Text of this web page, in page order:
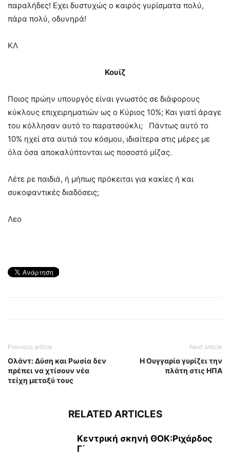
παραλήδες! Εχει δυστυχώς ο καιρός γυρίσματα πολύ,
πάρα πολύ, οδυνηρά!
ΚΛ
Κουίζ
Ποιος πρώην υπουργός είναι γνωστός σε διάφορους
κύκλους επιχειρηματιών ως ο Κύριος 10%; Και γιατί άραγε
του κόλλησαν αυτό το παρατσούκλι; Πάντως αυτό το
10% ηχεί στα αυτιά του κόσμου, ιδιαίτερα στις μέρες με
όλα όσα αποκαλύπτονται ως ποσοστό μίζας.
Λέτε ρε παιδιά, ή μήπως πρόκειται για κακίες ή και
συκοφαντικές διαδόσεις;
Λεο
Previous article
Ολάντ: Δύση και Ρωσία δεν
πρέπει να χτίσουν νέα
τείχη μεταξύ τους
Next article
Η Ουγγαρία γυρίζει την
πλάτη στις ΗΠΑ
RELATED ARTICLES
Κεντρική σκηνή ΘΟΚ:Ριχάρδος
Γ΄